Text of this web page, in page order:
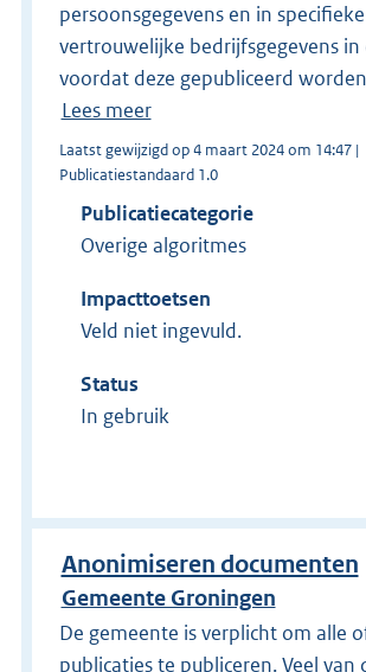
persoonsgegevens en in
vertrouwelijke bedrijfsgegevens
voordat deze gepubliceerd
Lees meer
Laatst gewijzigd op 4 maart 2024 om 14:47 |
Publicatiestandaard 1.0
Publicatiecategorie
Overige algoritmes
Impacttoetsen
Veld niet ingevuld.
Status
In gebruik
Anonimiseren documenten
Gemeente Groningen
De gemeente is verplicht om alle
publicaties te publiceren. Veel van